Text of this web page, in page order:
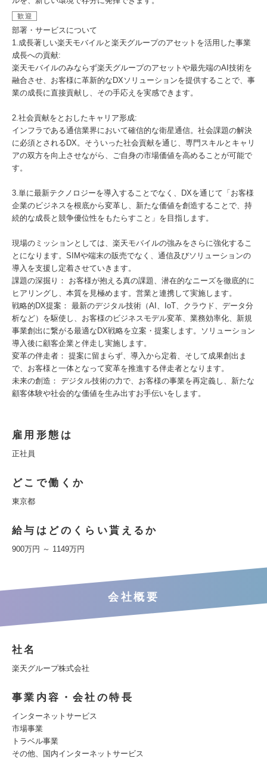
歓迎
部署・サービスについて
1.成長著しい楽天モバイルと楽天グループのアセットを活用した事業
成長への貢献:
楽天モバイルのみならず楽天グループのアセットや最先端のAI技術を
融合させ、お客様に革新的なDXソリューションを提供することで、事
業の成長に直接貢献し、その手応えを実感できます。
2.社会貢献をとおしたキャリア形成:
インフラである通信業界において確信的な衛星通信。社会課題の解決
に必須とされるDX。そういった社会貢献を通じ、専門スキルとキャリ
アの双方を向上させながら、ご自身の市場価値を高めることが可能で
す。
3.単に最新テクノロジーを導入することでなく、DXを通じて「お客様
企業のビジネスを根底から変革し、新たな価値を創造することで、持
続的な成長と競争優位性をもたらすこと」を目指します。
現場のミッションとしては、楽天モバイルの強みをさらに強化するこ
とになります。SIMや端末の販売でなく、通信及びソリューションの
導入を支援し定着させていきます。
課題の深掘り： お客様が抱える真の課題、潜在的なニーズを徹底的に
ヒアリングし、本質を見極めます。営業と連携して実施します。
戦略的DX提案： 最新のデジタル技術（AI、IoT、クラウド、データ分
析など）を駆使し、お客様のビジネスモデル変革、業務効率化、新規
事業創出に繋がる最適なDX戦略を立案・提案します。ソリューション
導入後に顧客企業と伴走し実施します。
変革の伴走者： 提案に留まらず、導入から定着、そして成果創出ま
で、お客様と一体となって変革を推進する伴走者となります。
未来の創造： デジタル技術の力で、お客様の事業を再定義し、新たな
顧客体験や社会的な価値を生み出すお手伝いをします。
雇用形態は
正社員
どこで働くか
東京都
給与はどのくらい貰えるか
900万円 ～ 1149万円
会社概要
社名
楽天グループ株式会社
事業内容・会社の特長
インターネットサービス
市場事業
トラベル事業
その他、国内インターネットサービス